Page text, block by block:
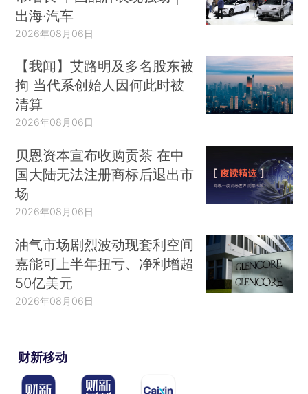
出海·汽车
2026年08月06日
【我闻】艾路明及多名股东被
拘 当代系创始人因何此时被
清算
2026年08月06日
贝恩资本宣布收购贡茶 在中
国大陆无法注册商标后退出市
场
2026年08月06日
油气市场剧烈波动现套利空间
嘉能可上半年扭亏、净利增超
50亿美元
2026年08月06日
财新移动